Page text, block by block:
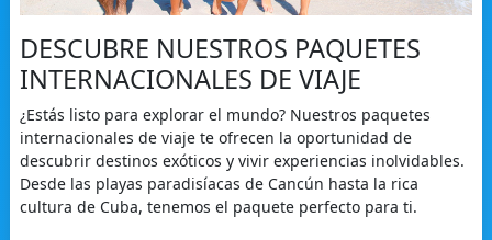
DESCUBRE NUESTROS PAQUETES
INTERNACIONALES DE VIAJE
¿Estás listo para explorar el mundo? Nuestros paquetes
internacionales de viaje te ofrecen la oportunidad de
descubrir destinos exóticos y vivir experiencias inolvidables.
Desde las playas paradisíacas de Cancún hasta la rica
cultura de Cuba, tenemos el paquete perfecto para ti.